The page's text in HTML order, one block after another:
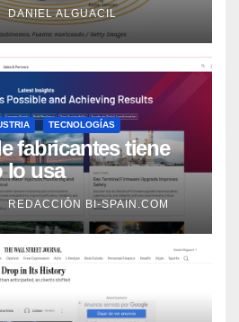
DANIEL ALGUACIL
TECNOLOGÍAS
fabricantes tiene
lo usa
según Rockwell
REDACCIÓN BI-SPAIN.COM